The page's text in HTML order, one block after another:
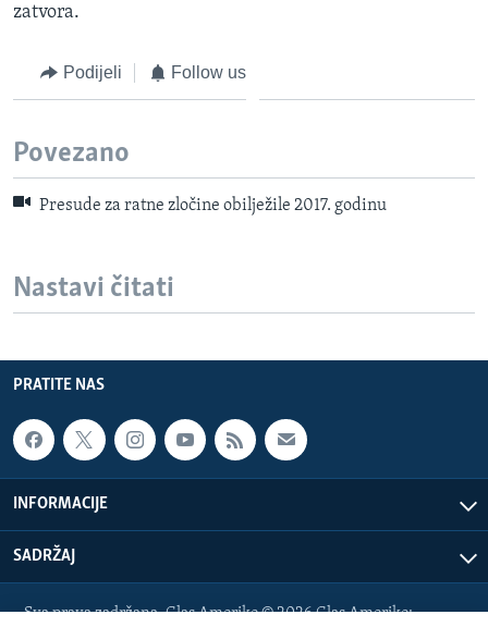
zatvora.
Podijeli Follow us
Povezano
Presude za ratne zločine obilježile 2017. godinu
Nastavi čitati
PRATITE NAS
INFORMACIJE
SADRŽAJ
Sva prava zadržana. Glas Amerike © 2026 Glas Amerike: